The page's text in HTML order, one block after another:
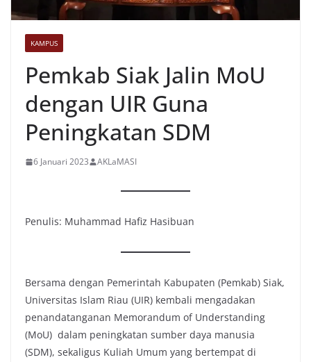
KAMPUS
Pemkab Siak Jalin MoU
dengan UIR Guna
Peningkatan SDM
6 Januari 2023 AKLaMASI
Penulis: Muhammad Hafiz Hasibuan
Bersama dengan Pemerintah Kabupaten (Pemkab) Siak,
Universitas Islam Riau (UIR) kembali mengadakan
penandatanganan Memorandum of Understanding
(MoU) dalam peningkatan sumber daya manusia
(SDM), sekaligus Kuliah Umum yang bertempat di